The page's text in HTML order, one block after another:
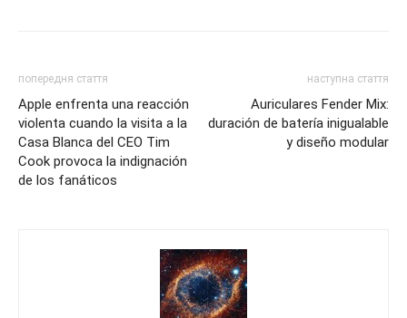
попередня стаття
Apple enfrenta una reacción
violenta cuando la visita a la
Casa Blanca del CEO Tim
Cook provoca la indignación
de los fanáticos
наступна стаття
Auriculares Fender Mix:
duración de batería inigualable
y diseño modular